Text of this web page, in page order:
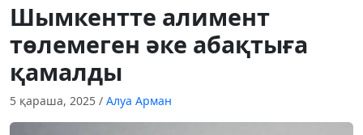
Шымкентте алимент
төлемеген әке абақтыға
қамалды
5 қараша, 2025 / Алуа Арман